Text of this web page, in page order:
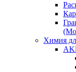
Химия